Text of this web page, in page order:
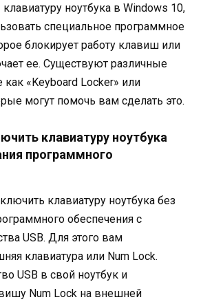
ноутбука в Windows 10,
специальное программное
блокирует работу клавиш или
ее. Существуют различные
«Keyboard Locker» или
могут помочь вам сделать это.
клавиатуру ноутбука
программного
клавиатуру ноутбука без
обеспечения с
USB. Для этого вам
клавиатура или Num Lock.
USB в свой ноутбук и
Num Lock на внешней